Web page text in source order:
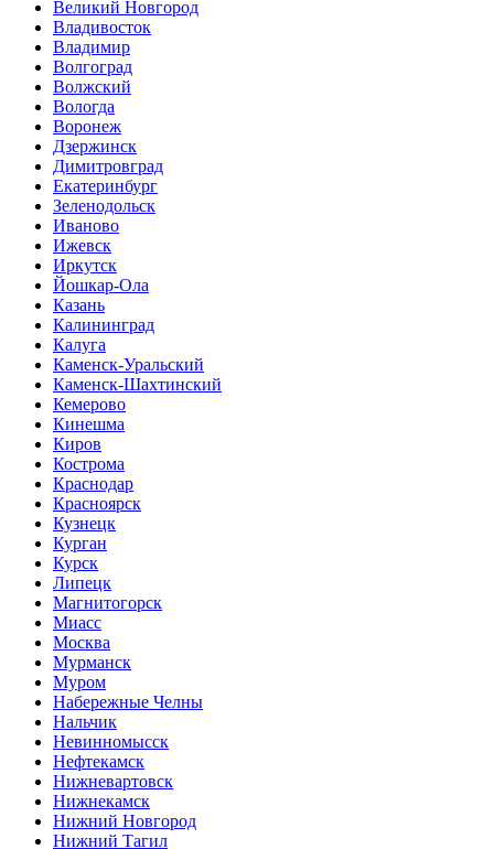
Великий Новгород
Владивосток
Владимир
Волгоград
Волжский
Вологда
Воронеж
Дзержинск
Димитровград
Екатеринбург
Зеленодольск
Иваново
Ижевск
Иркутск
Йошкар-Ола
Казань
Калининград
Калуга
Каменск-Уральский
Каменск-Шахтинский
Кемерово
Кинешма
Киров
Кострома
Краснодар
Красноярск
Кузнецк
Курган
Курск
Липецк
Магнитогорск
Миасс
Москва
Мурманск
Муром
Набережные Челны
Нальчик
Невинномысск
Нефтекамск
Нижневартовск
Нижнекамск
Нижний Новгород
Нижний Тагил